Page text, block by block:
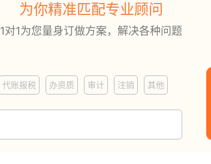
为你精准匹配专业顾问
1对1为您量身订做方案，解决各种问题
代账报税 办资质 审计 注销 其他